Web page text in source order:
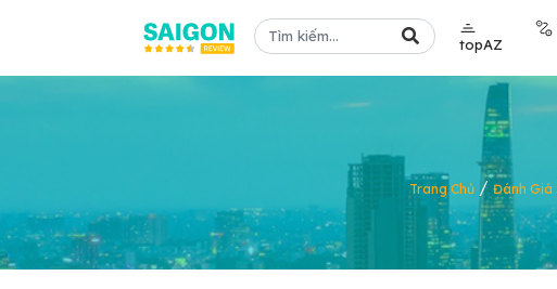
topAZ
Trang Chủ/ Đánh Giá